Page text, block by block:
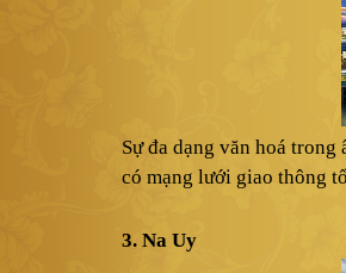
Sự đa dạng văn hoá
có mạng lưới giao thông
3. Na Uy